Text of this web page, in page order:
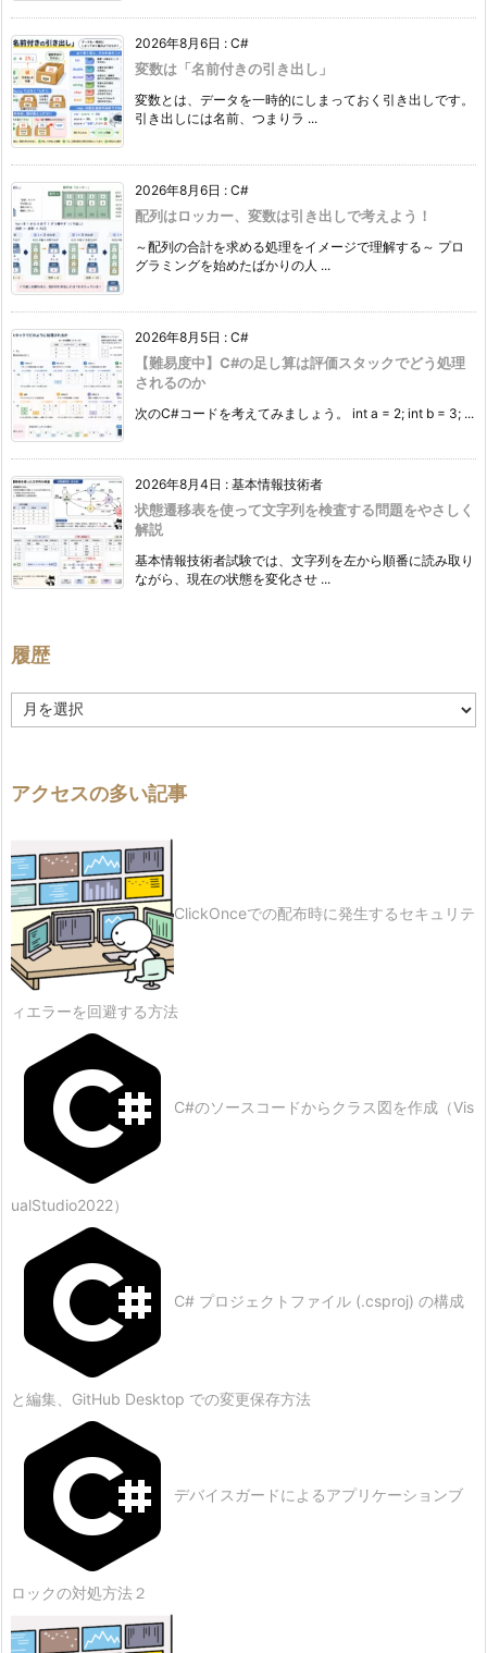
2026年8月6日 : C#
変数は「名前付きの引き出し」
変数とは、データを一時的にしまっておく引き出しです。
引き出しには名前、つまりラ ...
2026年8月6日 : C#
配列はロッカー、変数は引き出しで考えよう！
～配列の合計を求める処理をイメージで理解する～ プロ
グラミングを始めたばかりの人 ...
2026年8月5日 : C#
【難易度中】C#の足し算は評価スタックでどう処理
されるのか
次のC#コードを考えてみましょう。 int a = 2; int b = 3; ...
2026年8月4日 : 基本情報技術者
状態遷移表を使って文字列を検査する問題をやさしく
解説
基本情報技術者試験では、文字列を左から順番に読み取り
ながら、現在の状態を変化させ ...
履歴
歴
アクセスの多い記事
ClickOnceでの配布時に発生するセキュリテ
ィエラーを回避する方法
C#のソースコードからクラス図を作成（Vis
ualStudio2022）
C# プロジェクトファイル (.csproj) の構成
と編集、GitHub Desktop での変更保存方法
デバイスガードによるアプリケーションブ
ロックの対処方法２